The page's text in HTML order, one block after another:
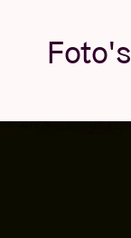
Foto's